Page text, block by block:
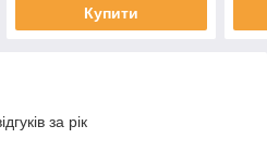
Купити
за рік